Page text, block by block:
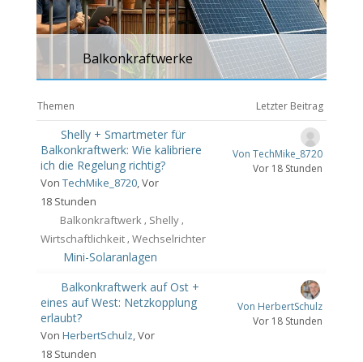
Balkonkraftwerke
Themen Letzter Beitrag
Shelly + Smartmeter für
Balkonkraftwerk: Wie kalibriere
ich die Regelung richtig?
Von TechMike_8720, Vor
18 Stunden
Balkonkraftwerk, Shelly,
Wirtschaftlichkeit , Wechselrichter
Mini-Solaranlagen
Von TechMike_8720
Vor 18 Stunden
Balkonkraftwerk auf Ost +
eines auf West: Netzkopplung
erlaubt?
Von HerbertSchulz, Vor
18 Stunden
Von HerbertSchulz
Vor 18 Stunden